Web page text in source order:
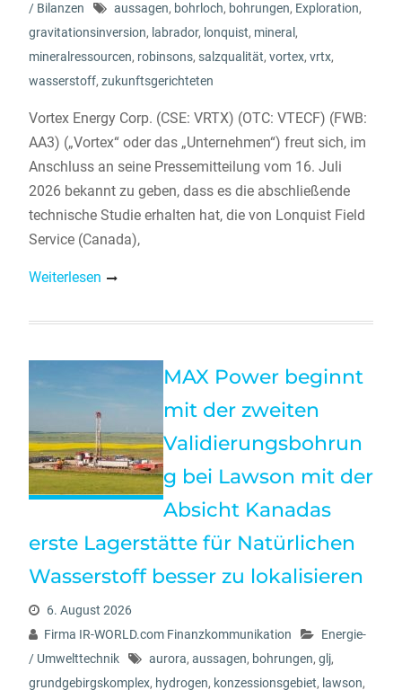
/ Bilanzen
aussagen, bohrloch, bohrungen, Exploration,
gravitationsinversion, labrador, lonquist, mineral ,
mineralressourcen, robinsons, salzqualität, vortex, vrtx,
wasserstoff, zukunftsgerichteten
Vortex Energy Corp. (CSE: VRTX) (OTC: VTECF) (FWB:
AA3) („Vortex“ oder das „Unternehmen“) freut sich, im
Anschluss an seine Pressemitteilung vom 16. Juli
2026 bekannt zu geben, dass es die abschließende
technische Studie erhalten hat, die von Lonquist Field
Service (Canada),
Weiterlesen
MAX Power beginnt
mit der zweiten
Validierungsbohrun
g bei Lawson mit der
Absicht Kanadas
erste Lagerstätte für Natürlichen
Wasserstoff besser zu lokalisieren
6. August 2026
Firma IR-WORLD.com Finanzkommunikation
Energie-
/ Umwelttechnik
aurora, aussagen, bohrungen, glj,
grundgebirgskomplex, hydrogen, konzessionsgebiet, lawson,